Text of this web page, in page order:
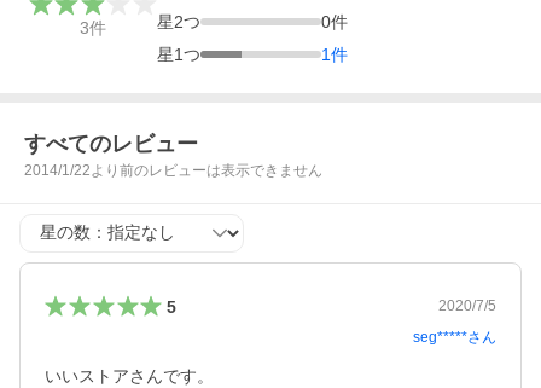
3件
星2つ 0件
星1つ 1件
すべてのレビュー
2014/1/22より前のレビューは表示できません
星の数
5
2020/7/5
seg*****さん
いいストアさんです。